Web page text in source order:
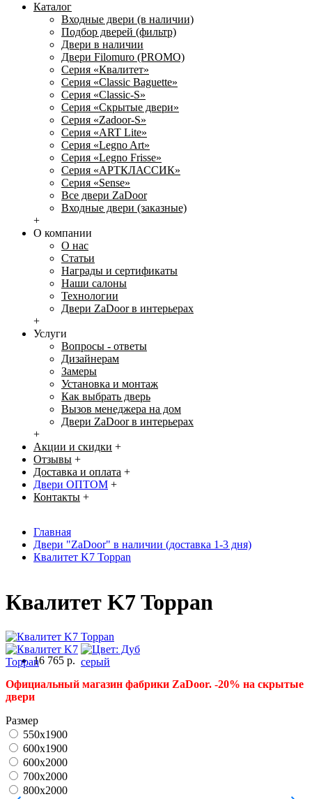
Каталог
Входные двери (в наличии)
Подбор дверей (фильтр)
Двери в наличии
Двери Filomuro (PROMO)
Серия «Квалитет»
Серия «Classic Baguette»
Серия «Classic-S»
Серия «Скрытые двери»
Серия «Zadoor-S»
Серия «ART Lite»
Серия «Legno Art»
Серия «Legno Frisse»
Серия «АРТКЛАССИК»
Серия «Sense»
Все двери ZaDoor
Входные двери (заказные)
+
О компании
О нас
Статьи
Награды и сертификаты
Наши салоны
Технологии
Двери ZaDoor в интерьерах
+
Услуги
Вопросы - ответы
Дизайнерам
Замеры
Установка и монтаж
Как выбрать дверь
Вызов менеджера на дом
Двери ZaDoor в интерьерах
+
Акции и скидки +
Отзывы +
Доставка и оплата +
Двери ОПТОМ +
Контакты +
Главная
Двери "ZaDoor" в наличии (доставка 1-3 дня)
Квалитет K7 Toppan
Квалитет K7 Toppan
16 765 р.
Официальный магазин фабрики ZaDoor. -20% на скрытые
двери
Размер
550x1900
600x1900
600x2000
700x2000
800x2000